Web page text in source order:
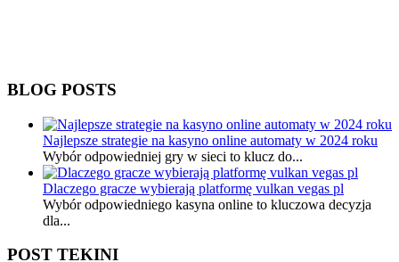
BLOG POSTS
Najlepsze strategie na kasyno online automaty w 2024 roku
Wybór odpowiedniej gry w sieci to klucz do...
Dlaczego gracze wybierają platformę vulkan vegas pl
Wybór odpowiedniego kasyna online to kluczowa decyzja
dla...
POST TEKINI